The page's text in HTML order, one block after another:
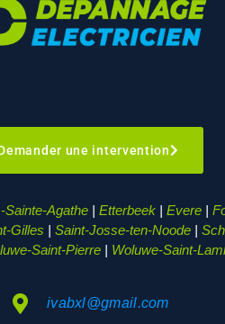
une intervention
Sainte-Agathe | Etterbeek | Evere |
Gilles | Saint-Josse-ten-Noode|
Saint-Pierre| Woluwe-Saint-
ivabxl@gmail.com